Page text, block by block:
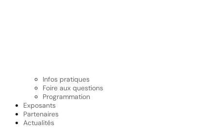
Infos pratiques
Foire aux questions
Programmation
Exposants
Partenaires
Actualités